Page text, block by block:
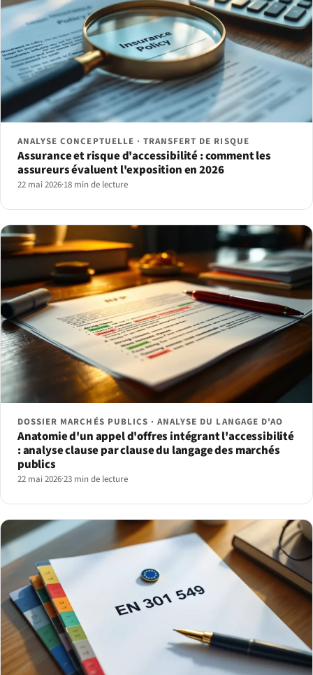
ANALYSE CONCEPTUELLE · TRANSFERT DE RISQUE
Assurance et risque d'accessibilité : comment les
assureurs évaluent l'exposition en 2026
22 mai 2026·18 min de lecture
DOSSIER MARCHÉS PUBLICS · ANALYSE DU LANGAGE D'AO
Anatomie d'un appel d'offres intégrant l'accessibilité
: analyse clause par clause du langage des marchés
publics
22 mai 2026·23 min de lecture